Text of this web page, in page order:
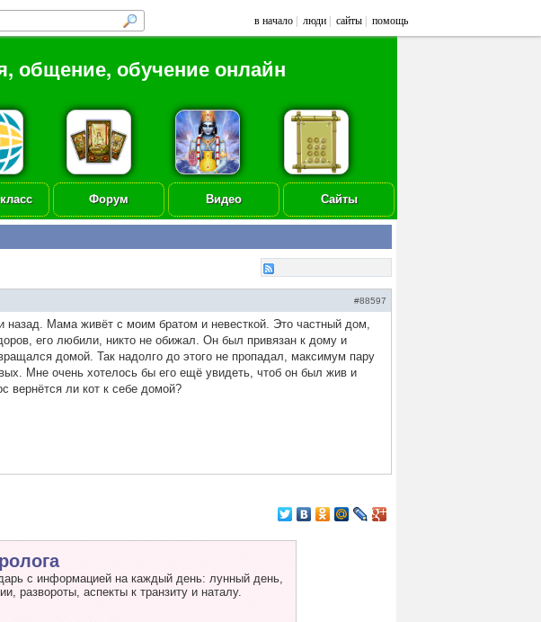
в начало люди сайты помощь
общение, обучение онлайн
Форум Видео Сайты
#88597
Мама живёт с моим братом и невесткой. Это частный дом,
его любили, никто не обижал. Он был привязан к дому и
домой. Так надолго до этого не пропадал, максимум пару
Мне очень хотелось бы его ещё увидеть, чтоб он был жив и
вернётся ли кот к себе домой?
с информацией на каждый день: лунный день,
развороты, аспекты к транзиту и наталу.